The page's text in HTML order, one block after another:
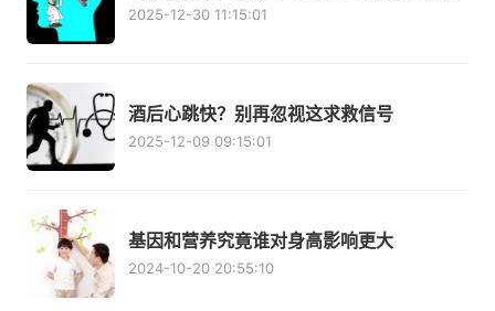
2025-12-30 11:15:01
酒后心跳快？别再忽视这求救信号
2025-12-09 09:15:01
基因和营养究竟谁对身高影响更大
2024-10-20 20:55:10